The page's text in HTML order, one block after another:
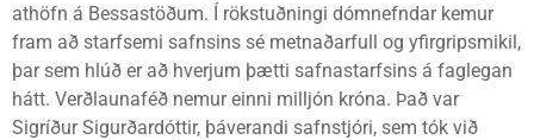
athöfn á Bessastöðum. Í rökstuðningi dómnefndar kemur
fram að starfsemi safnsins sé metnaðarfull og yfirgripsmikil,
þar sem hlúð er að hverjum þætti safnastarfsins á faglegan
hátt. Verðlaunaféð nemur einni milljón króna. Það var
Sigríður Sigurðardóttir, þáverandi safnstjóri, sem tók við